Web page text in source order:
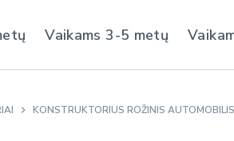
Vaikams 3-5 metų
KONSTRUKTORIUS ROŽINIS